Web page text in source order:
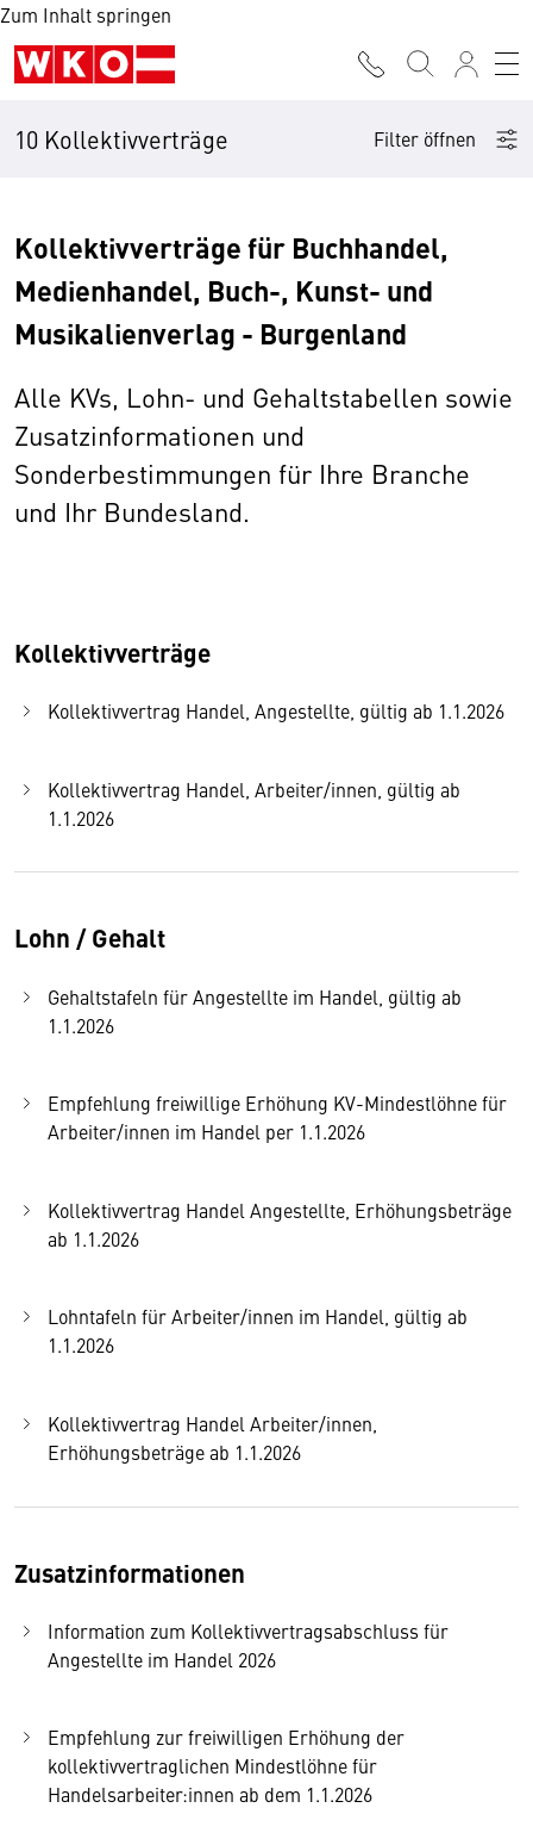
Zum Inhalt springen
10 Kollektivverträge Filter öffnen
Kollektivverträge für Buchhandel,
Medienhandel, Buch-, Kunst- und
Musikalienverlag - Burgenland
Alle KVs, Lohn- und Gehaltstabellen sowie
Zusatzinformationen und
Sonderbestimmungen für Ihre Branche
und Ihr Bundesland.
Kollektivverträge
Kollektivvertrag Handel, Angestellte, gültig ab 1.1.2026
Kollektivvertrag Handel, Arbeiter/innen, gültig ab
1.1.2026
Lohn / Gehalt
Gehaltstafeln für Angestellte im Handel, gültig ab
1.1.2026
Empfehlung freiwillige Erhöhung KV-Mindestlöhne für
Arbeiter/innen im Handel per 1.1.2026
Kollektivvertrag Handel Angestellte, Erhöhungsbeträge
ab 1.1.2026
Lohntafeln für Arbeiter/innen im Handel, gültig ab
1.1.2026
Kollektivvertrag Handel Arbeiter/innen,
Erhöhungsbeträge ab 1.1.2026
Zusatzinformationen
Information zum Kollektivvertragsabschluss für
Angestellte im Handel 2026
Empfehlung zur freiwilligen Erhöhung der
kollektivvertraglichen Mindestlöhne für
Handelsarbeiter:innen ab dem 1.1.2026